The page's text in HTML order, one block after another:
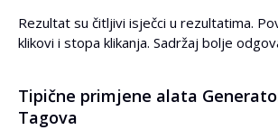
Rezultat su čitljivi isječci u rezultatima.
klikovi i stopa klikanja. Sadržaj bolje
Tipične primjene alata
Tagova